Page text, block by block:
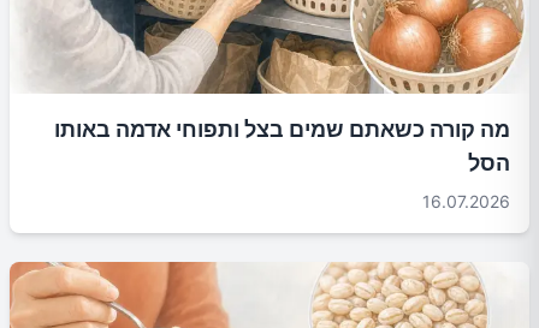
מה קורה כשאתם שמים בצל ותפוחי אדמה באותו
הסל
16.07.2026